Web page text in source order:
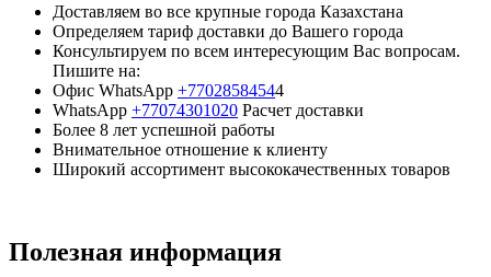
Доставляем во все крупные города Казахстана
Определяем тариф доставки до Вашего города
Консультируем по всем интересующим Вас вопросам.
Пишите на:
Офис WhatsApp +77028584544
WhatsApp +77074301020 Расчет доставки
Более 8 лет успешной работы
Внимательное отношение к клиенту
Широкий ассортимент высококачественных товаров
Полезная информация